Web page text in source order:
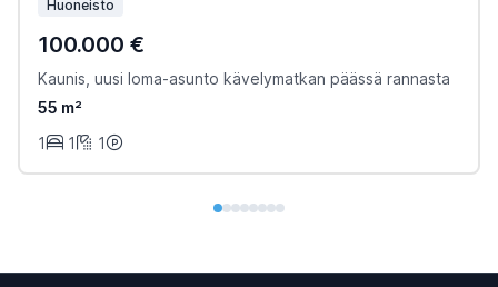
Huoneisto
100.000 €
Kaunis, uusi loma-asunto kävelymatkan päässä rannasta
55 m²
1
1 1